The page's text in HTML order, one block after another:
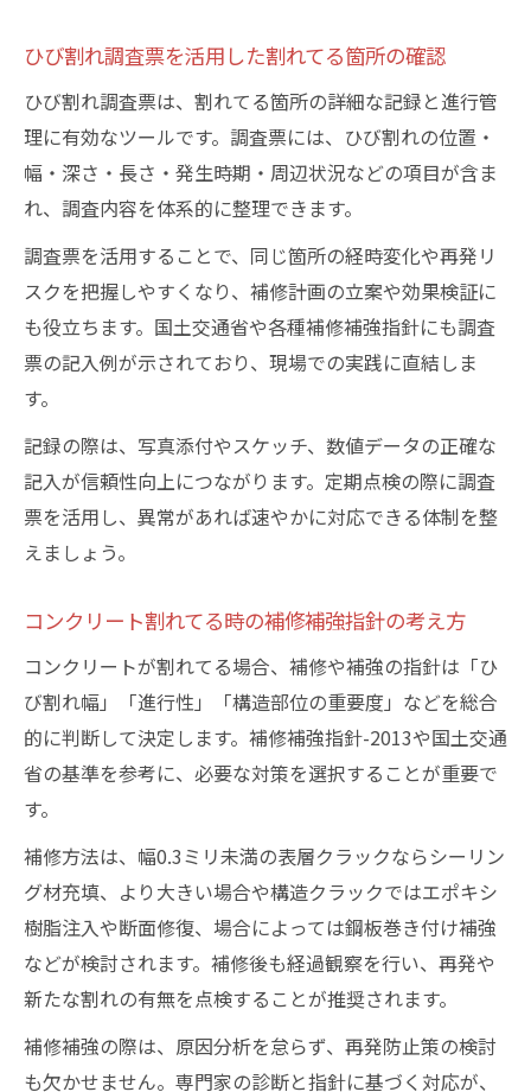
説
識
割れてる基礎の調査に必要な準備と道具と
は
法
割れてる時に参考にしたい調査票記入例
ひび割れ調査票を活用した割れてる箇所の確認
ひび割れ調査票は、割れてる箇所の詳細な記録と進行管
理に有効なツールです。調査票には、ひび割れの位置・
幅・深さ・長さ・発生時期・周辺状況などの項目が含ま
れ、調査内容を体系的に整理できます。
調査票を活用することで、同じ箇所の経時変化や再発リ
スクを把握しやすくなり、補修計画の立案や効果検証に
も役立ちます。国土交通省や各種補修補強指針にも調査
票の記入例が示されており、現場での実践に直結しま
す。
記録の際は、写真添付やスケッチ、数値データの正確な
記入が信頼性向上につながります。定期点検の際に調査
票を活用し、異常があれば速やかに対応できる体制を整
えましょう。
コンクリート割れてる時の補修補強指針の考え方
コンクリートが割れてる場合、補修や補強の指針は「ひ
び割れ幅」「進行性」「構造部位の重要度」などを総合
的に判断して決定します。補修補強指針-2013や国土交通
省の基準を参考に、必要な対策を選択することが重要で
す。
補修方法は、幅0.3ミリ未満の表層クラックならシーリン
グ材充填、より大きい場合や構造クラックではエポキシ
樹脂注入や断面修復、場合によっては鋼板巻き付け補強
などが検討されます。補修後も経過観察を行い、再発や
新たな割れの有無を点検することが推奨されます。
補修補強の際は、原因分析を怠らず、再発防止策の検討
も欠かせません。専門家の診断と指針に基づく対応が、